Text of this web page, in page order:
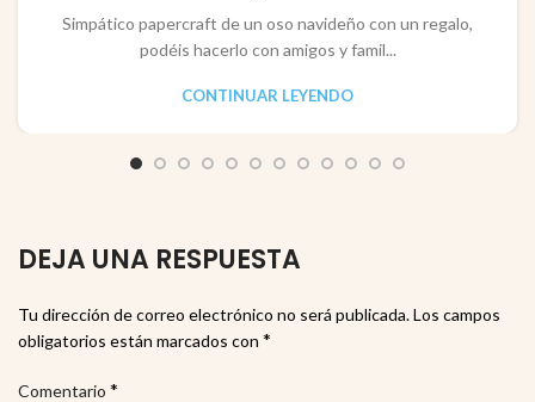
Simpático papercraft de un oso navideño con un regalo,
podéis hacerlo con amigos y famil...
CONTINUAR LEYENDO
DEJA UNA RESPUESTA
Tu dirección de correo electrónico no será publicada.Los campos
obligatorios están marcados con *
Comentario *